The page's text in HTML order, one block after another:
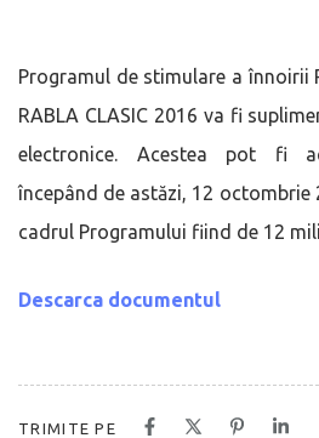
Programul de stimulare a înnoirii
RABLA CLASIC 2016 va fi
electronice. Acestea pot fi
începând de astăzi, 12 octombrie
cadrul Programului fiind de 12
Descarca documentul
TRIMITE PE